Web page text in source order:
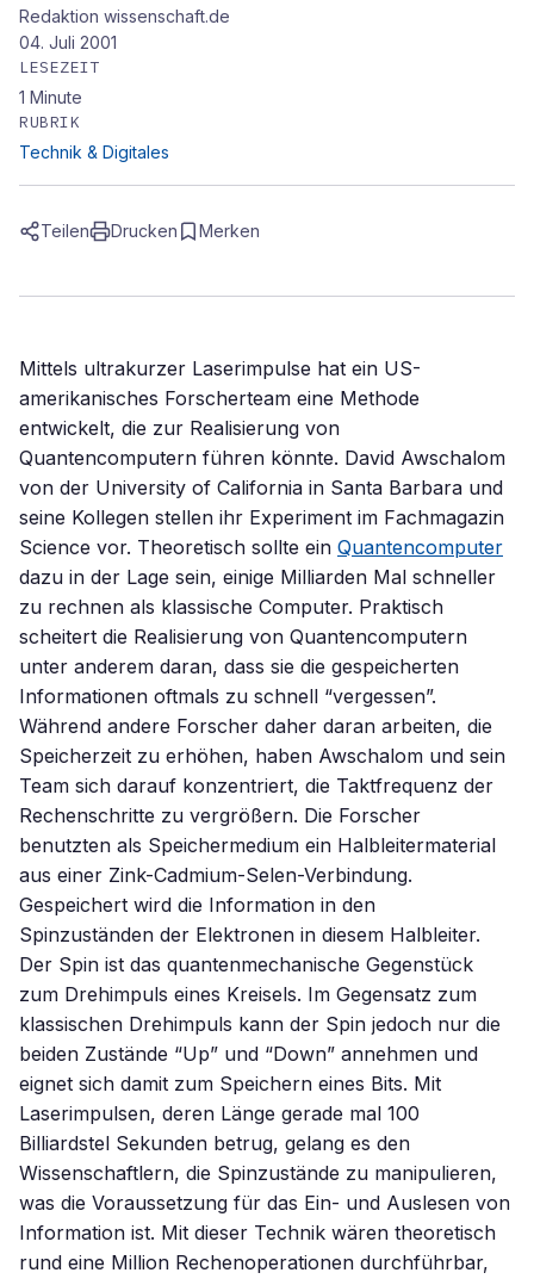
Redaktion wissenschaft.de
04. Juli 2001
LESEZEIT
1 Minute
RUBRIK
Technik & Digitales
Teilen Drucken Merken
Mittels ultrakurzer Laserimpulse hat ein US-
amerikanisches Forscherteam eine Methode
entwickelt, die zur Realisierung von
Quantencomputern führen könnte. David Awschalom
von der University of California in Santa Barbara und
seine Kollegen stellen ihr Experiment im Fachmagazin
Science vor. Theoretisch sollte ein Quantencomputer
dazu in der Lage sein, einige Milliarden Mal schneller
zu rechnen als klassische Computer. Praktisch
scheitert die Realisierung von Quantencomputern
unter anderem daran, dass sie die gespeicherten
Informationen oftmals zu schnell “vergessen”.
Während andere Forscher daher daran arbeiten, die
Speicherzeit zu erhöhen, haben Awschalom und sein
Team sich darauf konzentriert, die Taktfrequenz der
Rechenschritte zu vergrößern. Die Forscher
benutzten als Speichermedium ein Halbleitermaterial
aus einer Zink-Cadmium-Selen-Verbindung.
Gespeichert wird die Information in den
Spinzuständen der Elektronen in diesem Halbleiter.
Der Spin ist das quantenmechanische Gegenstück
zum Drehimpuls eines Kreisels. Im Gegensatz zum
klassischen Drehimpuls kann der Spin jedoch nur die
beiden Zustände “Up” und “Down” annehmen und
eignet sich damit zum Speichern eines Bits. Mit
Laserimpulsen, deren Länge gerade mal 100
Billiardstel Sekunden betrug, gelang es den
Wissenschaftlern, die Spinzustände zu manipulieren,
was die Voraussetzung für das Ein- und Auslesen von
Information ist. Mit dieser Technik wären theoretisch
rund eine Million Rechenoperationen durchführbar,